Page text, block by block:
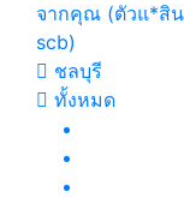
จากคุณ (ตัวแ*สิน
scb)
ชลบุรี
ทั้งหมด